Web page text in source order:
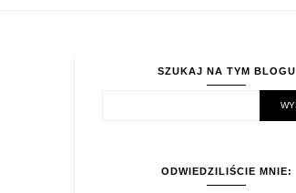
SZUKAJ NA TYM BLOGU
ODWIEDZILIŚCIE MNIE: